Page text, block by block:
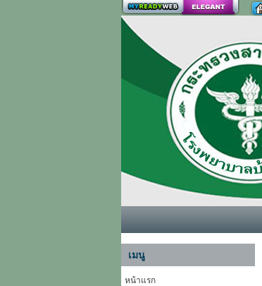
สร้างเว็บ
เมนู
หน้าแรก